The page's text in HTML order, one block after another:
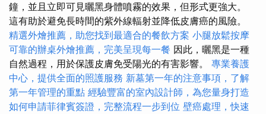
鐘，並且立即可見曬黑身體噴霧的效果，但形式更強大。
這有助於避免長時間的紫外線輻射並降低皮膚癌的風險。
精選外燴推薦，助您找到最適合的餐飲方案 小腿放鬆按摩
可靠的辦桌外燴推薦，完美呈現每一餐 因此，曬黑是一種
自然過程，用於保護皮膚免受陽光的有害影響。 專業養護
中心，提供全面的照護服務 新墓第一年的注意事項，了解
第一年管理的重點 經驗豐富的室內設計師，為您量身打造
如何申請菲律賓簽證，完整流程一步到位 壁癌處理，快速